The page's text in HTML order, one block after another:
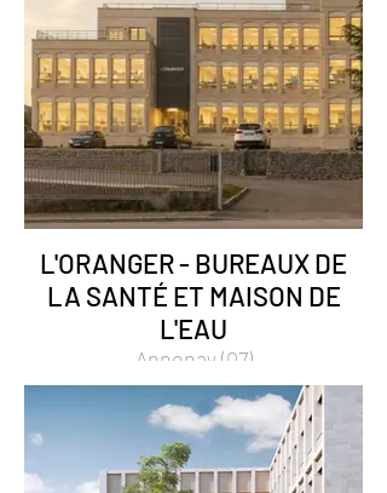
L'ORANGER - BUREAUX DE
LA SANTÉ ET MAISON DE
L'EAU
Annonay (07)